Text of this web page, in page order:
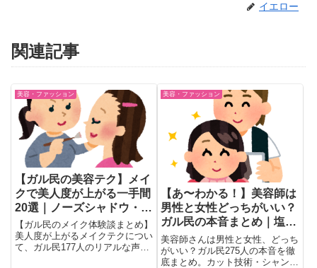
イエロー
関連記事
美容・ファッション
【ガル民の美容テク】メイ
クで美人度が上がる一手間
20選｜ノーズシャドウ・ハ
イライト・コンシーラーの
リアル
【ガル民のメイク体験談まとめ】
美人度が上がるメイクテクについ
て、ガル民177人のリアルな声を
美容・ファッション
【あ〜わかる！】美容師は
男性と女性どっちがいい？
ガル民の本音まとめ｜塩対
応・カット技術・会話のリ
アル
美容師さんは男性と女性、どっち
がいい？ガル民275人の本音を徹
底まとめ。カット技術・シャンプ